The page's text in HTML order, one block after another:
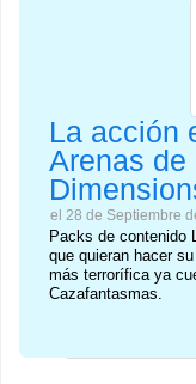
La acción
Arenas de
el 28 de Septiembre
Packs de contenido
que quieran hacer
más terrorífica ya
Cazafantasmas.